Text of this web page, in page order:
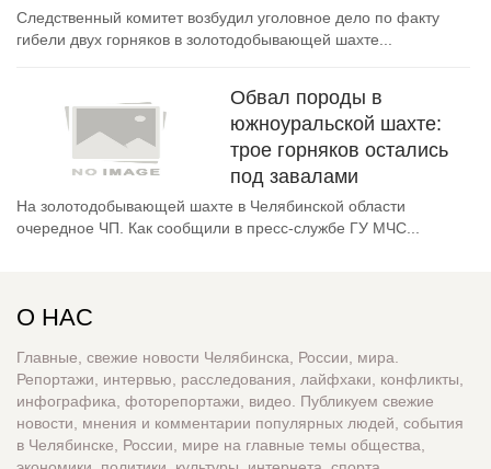
Следственный комитет возбудил уголовное дело по факту
гибели двух горняков в золотодобывающей шахте...
Обвал породы в
южноуральской шахте:
трое горняков остались
под завалами
На золотодобывающей шахте в Челябинской области
очередное ЧП. Как сообщили в пресс-службе ГУ МЧС...
О НАС
Главные, свежие новости Челябинска, России, мира.
Репортажи, интервью, расследования, лайфхаки, конфликты,
инфографика, фоторепортажи, видео. Публикуем свежие
новости, мнения и комментарии популярных людей, события
в Челябинске, России, мире на главные темы общества,